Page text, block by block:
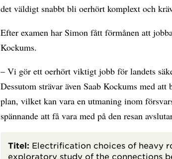
det väldigt snabbt bli oerhört komplext och
Efter examen har Simon fått förmånen att
Kockums.
– Vi gör ett oerhört viktigt jobb för landets
Dessutom strävar även Saab Kockums med
plan, vilket kan vara en utmaning inom
spännande att få vara med på den resan
Titel: Electrification choices of heavy
exploratory study of the connections